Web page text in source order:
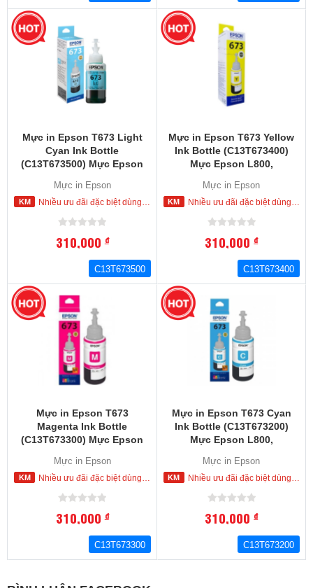
Mực in Epson T673 Light
Cyan Ink Bottle
(C13T673500) Mực Epson
L1800
Mực in Epson
Nhiều ưu đãi đặc biệt dùng cho khách hàng đặt mua ngay trong hôm nay
310,000đ
C13T673500
Mực in Epson T673 Yellow
Ink Bottle (C13T673400)
Mực Epson L800,
Mực in Epson
Nhiều ưu đãi đặc biệt dùng cho khách hàng đặt mua ngay trong hôm nay
310,000đ
C13T673400
Mực in Epson T673
Magenta Ink Bottle
(C13T673300) Mực Epson
L1800
Mực in Epson
Nhiều ưu đãi đặc biệt dùng cho khách hàng đặt mua ngay trong hôm nay
310,000đ
C13T673300
Mực in Epson T673 Cyan
Ink Bottle (C13T673200)
Mực Epson L800,
Mực in Epson
Nhiều ưu đãi đặc biệt dùng cho khách hàng đặt mua ngay trong hôm nay
310,000đ
C13T673200